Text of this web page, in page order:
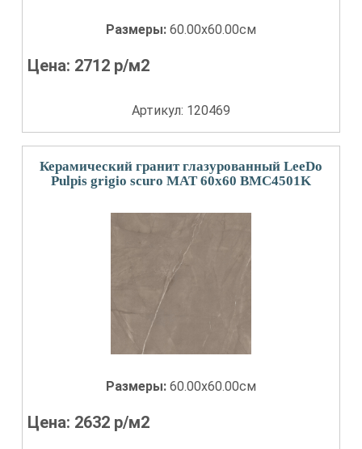
Размеры: 60.00x60.00см
Цена: 2712 р/м2
Артикул: 120469
Керамический гранит глазурованный LeeDo
Pulpis grigio scuro MAT 60x60 BMC4501K
Размеры: 60.00x60.00см
Цена: 2632 р/м2